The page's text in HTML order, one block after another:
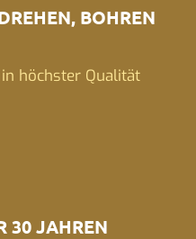
BOHREN
höchster Qualität
30 JAHREN